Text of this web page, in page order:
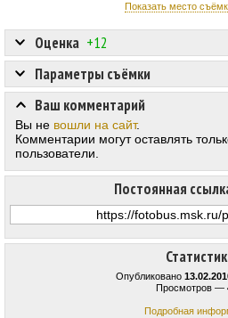
Показать место
Опубликовано
Просмотров —
Подробная
Оценка +12
Постоянная
Параметры съёмки
Ваш комментарий
Вы не вошли на сайт.
Комментарии могут оставлять
пользователи.